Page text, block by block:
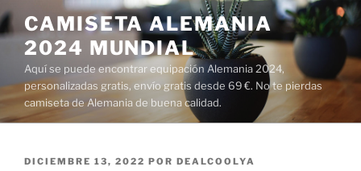
Saltar
al
contenido
CAMISETA ALEMANIA
2024 MUNDIAL
Aquí se puede encontrar equipación Alemania 2024,
personalizadas gratis, envío gratis desde 69 €. No te pierdas
camiseta de Alemania de buena calidad.
PUBLICADO
DICIEMBRE 13, 2022 POR DEALCOOLYA